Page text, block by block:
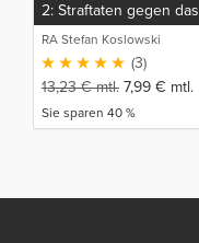
2: Straftaten gegen das
Vermögen
RA Stefan Koslowski
(3)
13,23€mtl. 7,99 € mtl.
Sie sparen 40 %